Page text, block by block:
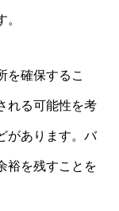
を確保するこ
れる可能性を考
があります。バ
裕を残すことを